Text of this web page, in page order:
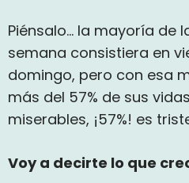
Piénsalo… la mayoría de
semana consistiera en
domingo, pero con esa
más del 57% de sus
miserables, ¡57%! es
Voy a decirte lo que